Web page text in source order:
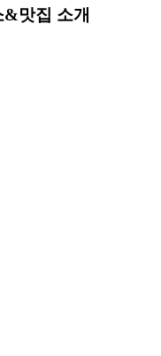
&맛집 소개